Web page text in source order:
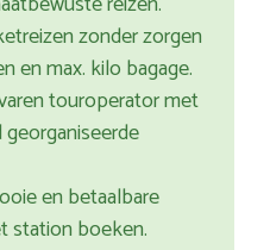
zonder zorgen
en max. kilo bagage.
touroperator met
en betaalbare
station boeken.